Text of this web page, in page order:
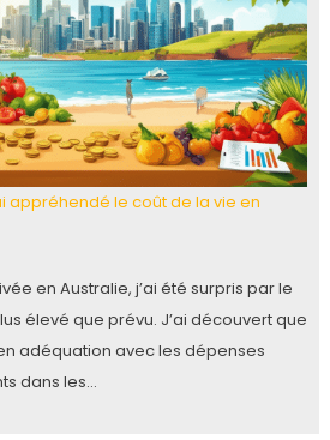
appréhendé le coût de la vie en
en Australie, j’ai été surpris par le
élevé que prévu. J’ai découvert que
adéquation avec les dépenses
dans les…